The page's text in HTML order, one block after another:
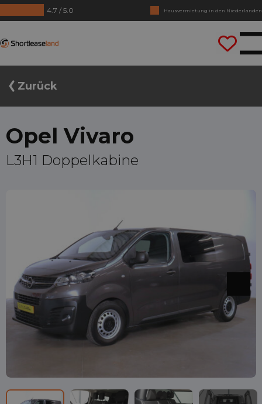
4.7 / 5.0
Hausvermietung in den Niederlanden
Keine Jahrezahlen benötigt
Lass uns gleich losfahren
Zurück
Opel Vivaro
L3H1 Doppelkabine